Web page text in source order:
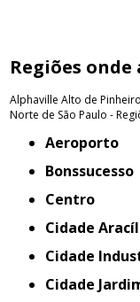
Regiões onde
Alphaville Alto de
Norte de São Paulo -
Aeroporto
Bonssucesso
Centro
Cidade
Cidade
Cidade